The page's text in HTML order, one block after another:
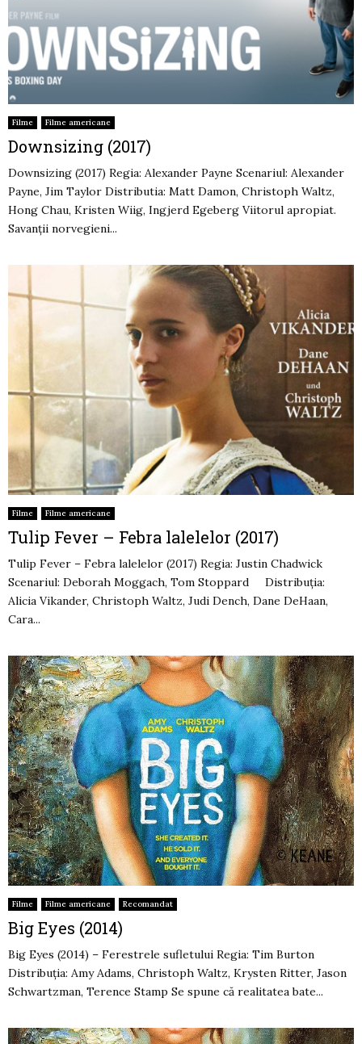
Filme Filme americane
Downsizing (2017)
Downsizing (2017) Regia: Alexander Payne Scenariul: Alexander
Payne, Jim Taylor Distributia: Matt Damon, Christoph Waltz,
Hong Chau, Kristen Wiig, Ingjerd Egeberg Viitorul apropiat.
Savanții norvegieni...
Filme Filme americane
Tulip Fever – Febra lalelelor (2017)
Tulip Fever – Febra lalelelor (2017) Regia: Justin Chadwick
Scenariul: Deborah Moggach, Tom Stoppard Distribuţia:
Alicia Vikander, Christoph Waltz, Judi Dench, Dane DeHaan,
Cara...
Filme Filme americane Recomandat
Big Eyes (2014)
Big Eyes (2014) – Ferestrele sufletului Regia: Tim Burton
Distribuția: Amy Adams, Christoph Waltz, Krysten Ritter, Jason
Schwartzman, Terence Stamp Se spune că realitatea bate...